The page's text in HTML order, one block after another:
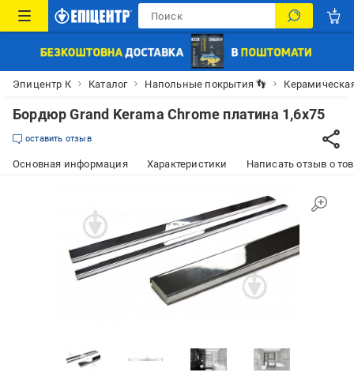
Эпицентр К Каталог Напольные покрытия 👣
Бордюр Grand Kerama Chrome платина 1,6х75
оставить отзыв
Основная информация Характеристики Написать отзыв о